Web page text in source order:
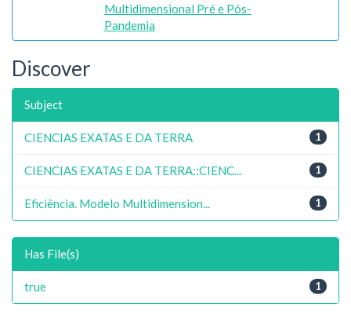
Multidimensional Pré e Pós-
Pandemia
Discover
Subject
1
CIENCIAS EXATAS E DA TERRA
1
CIENCIAS EXATAS E DA TERRA::CIENC...
1
Eficiência. Modelo Multidimension...
Has File(s)
1
true